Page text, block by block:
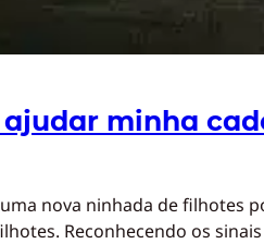
ajudar minha
nova ninhada de filhotes
Reconhecendo os